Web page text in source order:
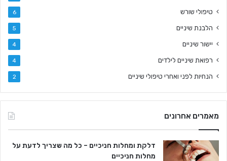
טיפולי שורש 6
הלבנת שיניים 5
יישור שיניים 4
רפואת שיניים לילדים 4
הנחיות לפני ואחרי טיפולי שיניים 2
מאמרים אחרונים
דלקת ומחלות חניכיים – כל מה שצריך לדעת על
מחלות חניכיים